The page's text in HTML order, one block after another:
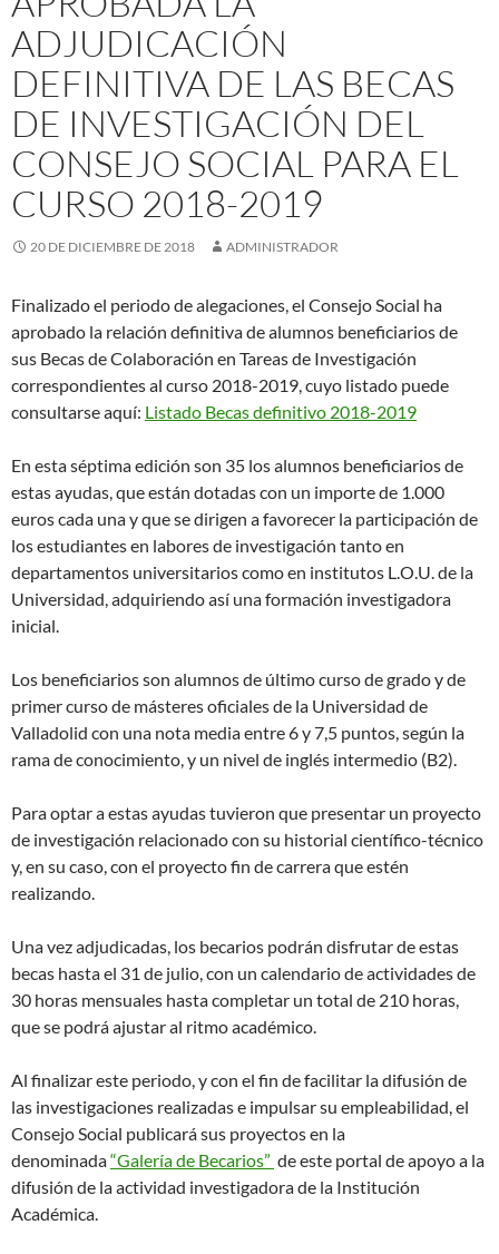
ADJUDICACIÓN
DEFINITIVA DE LAS BECAS
DE INVESTIGACIÓN DEL
CONSEJO SOCIAL PARA EL
CURSO 2018-2019
20 DE DICIEMBRE DE 2018 ADMINISTRADOR
Finalizado el periodo de alegaciones, el Consejo Social ha
aprobado la relación definitiva de alumnos beneficiarios de
sus Becas de Colaboración en Tareas de Investigación
correspondientes al curso 2018-2019, cuyo listado puede
consultarse aquí: Listado Becas definitivo 2018-2019
En esta séptima edición son 35 los alumnos beneficiarios de
estas ayudas, que están dotadas con un importe de 1.000
euros cada una y que se dirigen a favorecer la participación de
los estudiantes en labores de investigación tanto en
departamentos universitarios como en institutos L.O.U. de la
Universidad, adquiriendo así una formación investigadora
inicial.
Los beneficiarios son alumnos de último curso de grado y de
primer curso de másteres oficiales de la Universidad de
Valladolid con una nota media entre 6 y 7,5 puntos, según la
rama de conocimiento, y un nivel de inglés intermedio (B2).
Para optar a estas ayudas tuvieron que presentar un proyecto
de investigación relacionado con su historial científico-técnico
y, en su caso, con el proyecto fin de carrera que estén
realizando.
Una vez adjudicadas, los becarios podrán disfrutar de estas
becas hasta el 31 de julio, con un calendario de actividades de
30 horas mensuales hasta completar un total de 210 horas,
que se podrá ajustar al ritmo académico.
Al finalizar este periodo, y con el fin de facilitar la difusión de
las investigaciones realizadas e impulsar su empleabilidad, el
Consejo Social publicará sus proyectos en la
denominada“Galería de Becarios” de este portal de apoyo a la
difusión de la actividad investigadora de la Institución
Académica.